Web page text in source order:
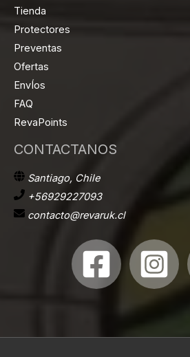
Tienda
Protectores
Preventas
Ofertas
EnvÍos
FAQ
RevaPoints
CONTACTANOS
Santiago, Chile
+56929227093
contacto@revaruk.cl